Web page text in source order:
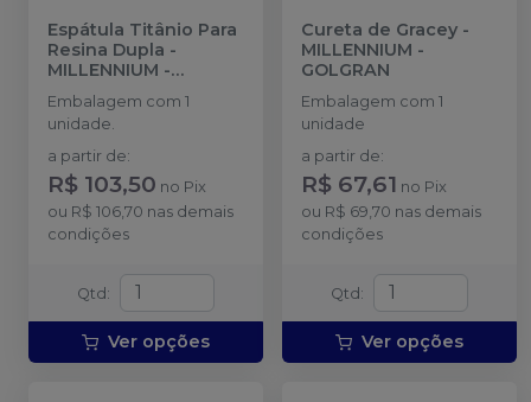
Espátula Titânio Para
Resina Dupla -
MILLENNIUM -
GOLGRAN
Embalagem com 1
unidade.
a partir de:
R$ 103,50 no Pix
ou R$ 106,70 nas demais
condições
Qtd:
Ver opções
Cureta de Gracey -
MILLENNIUM -
GOLGRAN
Embalagem com 1
unidade
a partir de:
R$ 67,61 no Pix
ou R$ 69,70 nas demais
condições
Qtd:
Ver opções